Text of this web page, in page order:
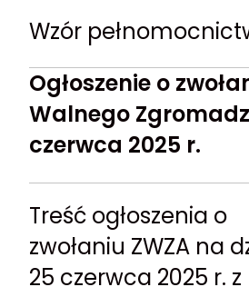
Wzór
Ogłoszenie o
Walnego
czerwca 2025 r.
Treść ogłoszenia o
zwołaniu ZWZA na
25 czerwca 2025 r. z